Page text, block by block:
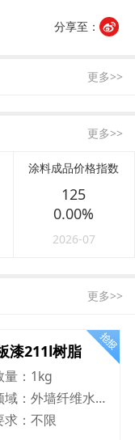
分享至：
更多>>
更多>>
涂料成品价格指数
125
0.00%
2026-07
更多>>
漆211l树脂
： 1kg
域：
外墙纤维水泥板
求：不限